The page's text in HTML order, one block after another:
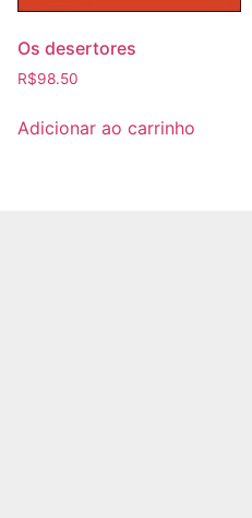
Os desertores
R$98.50
Adicionar ao carrinho